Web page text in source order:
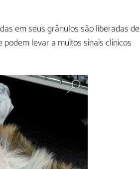
em seus grânulos são liberadas de
podem levar a muitos sinais clínicos